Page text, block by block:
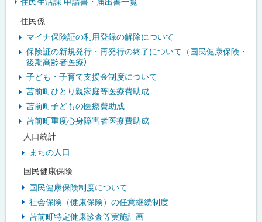
ド
住民係
マイナ保険証の利用登録の解除について
保険証の新規発行・再発行の終了について（国民健康保険・
後期高齢者医療）
子ども・子育て支援金制度について
苫前町ひとり親家庭等医療費助成
苫前町子どもの医療費助成
苫前町重度心身障害者医療費助成
人口統計
まちの人口
国民健康保険
国民健康保険制度について
社会保険（健康保険）の任意継続制度
苫前町特定健康診査等実施計画